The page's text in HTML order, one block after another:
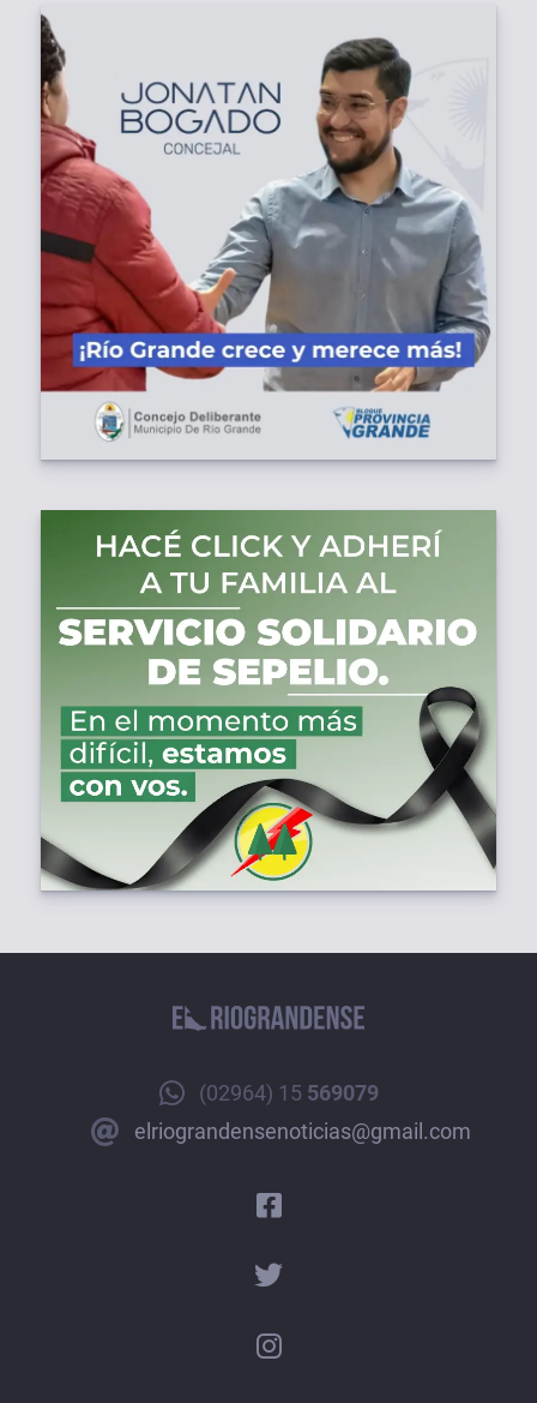
(02964) 15 569079
elriograndensenoticias@gmail.com